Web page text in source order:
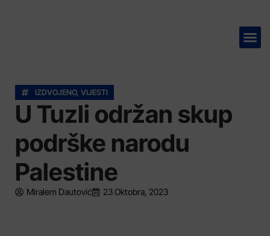
IZDVOJENO, VIJESTI
U Tuzli održan skup
podrške narodu
Palestine
Miralem Dautović 23 Oktobra, 2023